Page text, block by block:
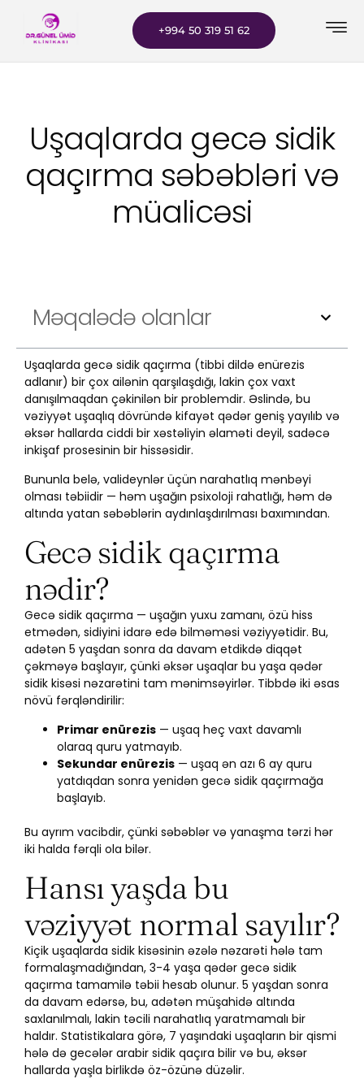
+994 50 319 51 62
Uşaqlarda gecə sidik
qaçırma səbəbləri və
müalicəsi
Məqalədə olanlar
Uşaqlarda gecə sidik qaçırma (tibbi dildə enürezis
adlanır) bir çox ailənin qarşılaşdığı, lakin çox vaxt
danışılmaqdan çəkinilən bir problemdir. Əslində, bu
vəziyyət uşaqlıq dövründə kifayət qədər geniş yayılıb və
əksər hallarda ciddi bir xəstəliyin əlaməti deyil, sadəcə
inkişaf prosesinin bir hissəsidir.
Bununla belə, valideynlər üçün narahatlıq mənbəyi
olması təbiidir — həm uşağın psixoloji rahatlığı, həm də
altında yatan səbəblərin aydınlaşdırılması baxımından.
Gecə sidik qaçırma
nədir?
Gecə sidik qaçırma — uşağın yuxu zamanı, özü hiss
etmədən, sidiyini idarə edə bilməməsi vəziyyətidir. Bu,
adətən 5 yaşdan sonra da davam etdikdə diqqət
çəkməyə başlayır, çünki əksər uşaqlar bu yaşa qədər
sidik kisəsi nəzarətini tam mənimsəyirlər. Tibbdə iki əsas
növü fərqləndirilir:
Primar enürezis — uşaq heç vaxt davamlı
olaraq quru yatmayıb.
Sekundar enürezis — uşaq ən azı 6 ay quru
yatdıqdan sonra yenidən gecə sidik qaçırmağa
başlayıb.
Bu ayrım vacibdir, çünki səbəblər və yanaşma tərzi hər
iki halda fərqli ola bilər.
Hansı yaşda bu
vəziyyət normal sayılır?
Kiçik uşaqlarda sidik kisəsinin əzələ nəzarəti hələ tam
formalaşmadığından, 3-4 yaşa qədər gecə sidik
qaçırma tamamilə təbii hesab olunur. 5 yaşdan sonra
da davam edərsə, bu, adətən müşahidə altında
saxlanılmalı, lakin təcili narahatlıq yaratmamalı bir
haldır. Statistikalara görə, 7 yaşındaki uşaqların bir qismi
hələ də gecələr arabir sidik qaçıra bilir və bu, əksər
hallarda yaşla birlikdə öz-özünə düzəlir.